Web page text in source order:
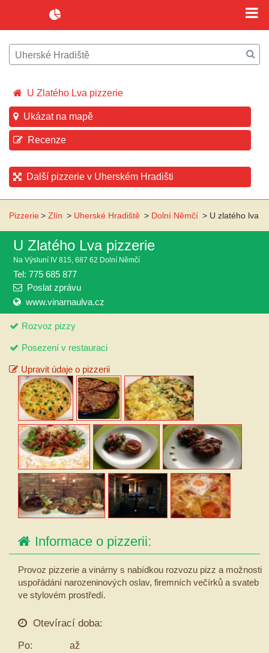
U Zlatého Lva pizzerie
Ukázat na mapě
Recenze
Další pizzerie v Uherském Hradišti
Pizzerie> Zlín > Uherské Hradiště > Dolní Němčí > U zlatého lva
U Zlatého Lva pizzerie
Na Výsluní IV 815, 687 62 Dolní Němčí
Tel: 775 685 877
Poslat zprávu
www.vinarnaulva.cz
Rozvoz pizzy
Posezení v restauraci
Upravit údaje o pizzerii
Informace o pizzerii:
Provoz pizzerie a vinárny s nabídkou rozvozu pizz a možnosti
uspořádání narozeninových oslav, firemních večírků a svateb
ve stylovém prostředí.
Otevírací doba:
Po:
až